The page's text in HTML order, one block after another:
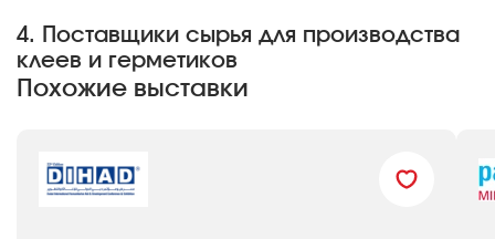
4. Поставщики сырья для производства
клеев и герметиков
Похожие выставки